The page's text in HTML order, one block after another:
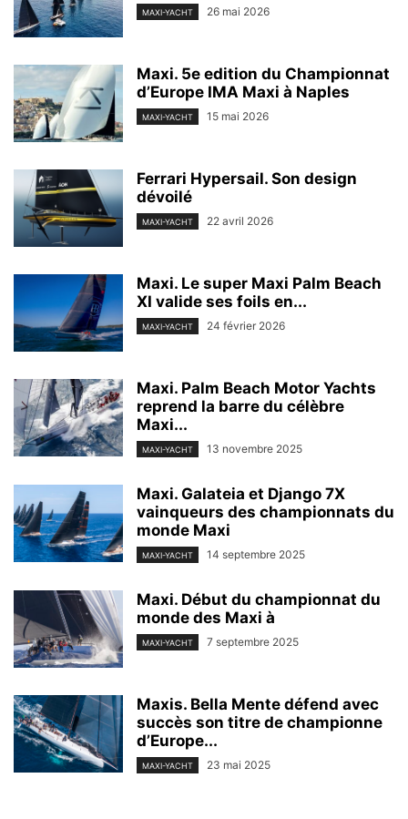
MAXI-YACHT 26 mai 2026
Maxi. 5e edition du Championnat
d’Europe IMA Maxi à Naples
MAXI-YACHT 15 mai 2026
Ferrari Hypersail. Son design
dévoilé
MAXI-YACHT 22 avril 2026
Maxi. Le super Maxi Palm Beach
XI valide ses foils en...
MAXI-YACHT 24 février 2026
Maxi. Palm Beach Motor Yachts
reprend la barre du célèbre
Maxi...
MAXI-YACHT 13 novembre 2025
Maxi. Galateia et Django 7X
vainqueurs des championnats du
monde Maxi
MAXI-YACHT 14 septembre 2025
Maxi. Début du championnat du
monde des Maxi à
MAXI-YACHT 7 septembre 2025
Maxis. Bella Mente défend avec
succès son titre de championne
d’Europe...
MAXI-YACHT 23 mai 2025